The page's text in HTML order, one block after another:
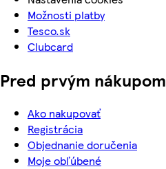
Možnosti platby
Tesco.sk
Clubcard
Pred prvým nákupom
Ako nakupovať
Registrácia
Objednanie doručenia
Moje obľúbené